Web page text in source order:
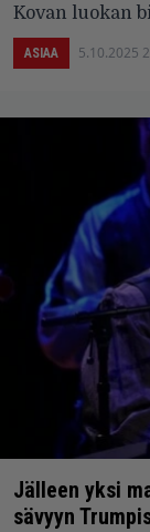
Kovan luokan
ASIAA 5.10.2025
Jälleen yksi
sävyyn